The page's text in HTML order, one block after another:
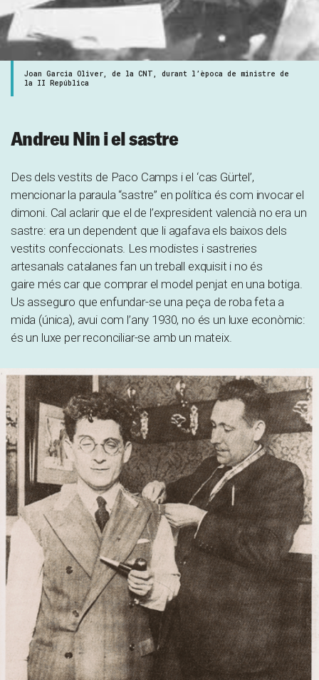
Joan Garcia Oliver, de la CNT, durant l’època de ministre de
la II República
Andreu Nin i el sastre
Des dels vestits de Paco Camps i el ‘cas Gürtel’,
mencionar la paraula “sastre” en política és com invocar el
dimoni. Cal aclarir que el de l’expresident valencià no era un
sastre: era un dependent que li agafava els baixos dels
vestits confeccionats. Les modistes i sastreries
artesanals catalanes fan un treball exquisit i no és
gaire més car que comprar el model penjat en una botiga.
Us asseguro que enfundar-se una peça de roba feta a
mida (única), avui com l’any 1930, no és un luxe econòmic:
és un luxe per reconciliar-se amb un mateix.